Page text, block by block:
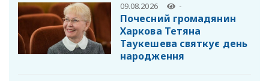
09.08.2026 -
Почесний громадянин
Харкова Тетяна
Таукешева святкує день
народження